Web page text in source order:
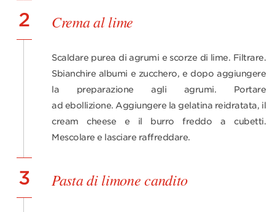
2 Crema al lime
Scaldare purea di agrumi e scorze di lime. Filtrare.
Sbianchire albumi e zucchero, e dopo aggiungere
la preparazione agli agrumi. Portare
ad ebollizione. Aggiungere la gelatina reidratata, il
cream cheese e il burro freddo a cubetti.
Mescolare e lasciare raffreddare.
3 Pasta di limone candito